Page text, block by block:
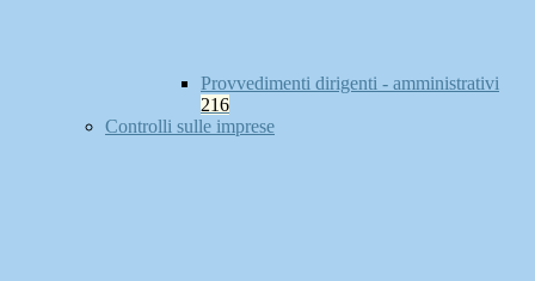
Provvedimenti dirigenti - amministrativi
216
Controlli sulle imprese